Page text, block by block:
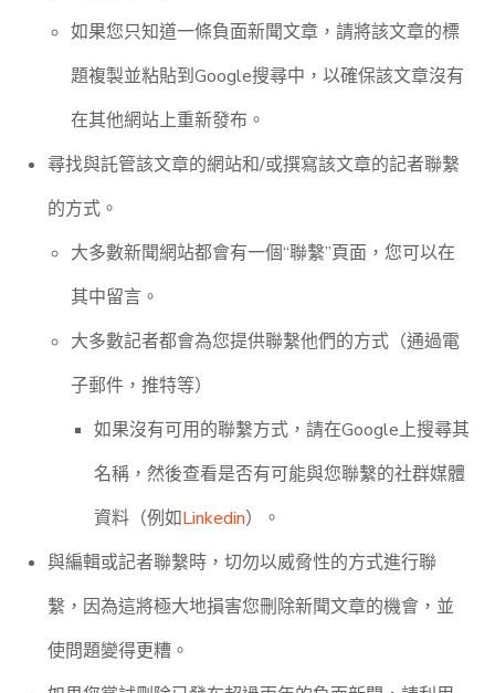
如果您只知道一條負面新聞文章，請將該文章的標
題複製並粘貼到Google搜尋中，以確保該文章沒有
在其他網站上重新發布。
尋找與託管該文章的網站和/或撰寫該文章的記者聯繫
的方式。
大多數新聞網站都會有一個“聯繫”頁面，您可以在
其中留言。
大多數記者都會為您提供聯繫他們的方式（通過電
子郵件，推特等）
如果沒有可用的聯繫方式，請在Google上搜尋其
名稱，然後查看是否有可能與您聯繫的社群媒體
資料（例如Linkedin）。
與編輯或記者聯繫時，切勿以威脅性的方式進行聯
繫，因為這將極大地損害您刪除新聞文章的機會，並
使問題變得更糟。